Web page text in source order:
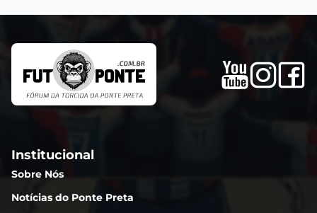
Institucional
Sobre Nós
Notícias do Ponte Preta